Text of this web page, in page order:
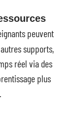
peuvent
supports,
réel via des
plus